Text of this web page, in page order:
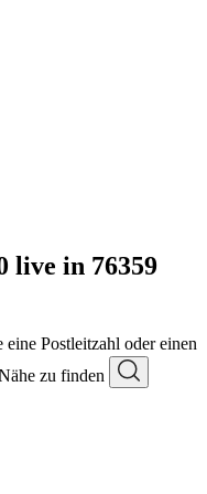
live in 76359
eine Postleitzahl oder einen
zu finden